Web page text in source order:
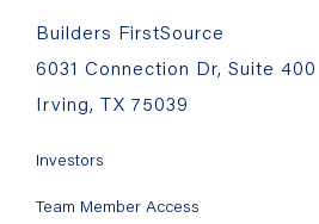
Builders FirstSource
6031 Connection Dr, Suite 400
Irving, TX 75039
Investors
Team Member Access